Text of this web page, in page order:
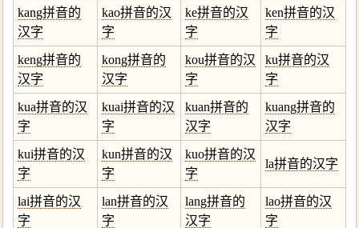
kang拼音的
汉字
kao拼音的汉
字
ke拼音的汉
字
ken拼音的汉
字
keng拼音的
汉字
kong拼音的
汉字
kou拼音的汉
字
ku拼音的汉
字
kua拼音的汉
字
kuai拼音的汉
字
kuan拼音的
汉字
kuang拼音的
汉字
kui拼音的汉
字
kun拼音的汉
字
kuo拼音的汉
字
la拼音的汉字
lai拼音的汉
字
lan拼音的汉
字
lang拼音的
汉字
lao拼音的汉
字